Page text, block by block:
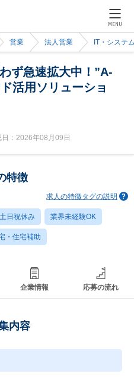
MENU
営業 法人営業 IT・システ
ず急速拡大中！”A-
活用ソリューショ
：2026年08月09日
特徴
求人の特徴タグの説明
土日祝休み 業界未経験OK
・住宅補助
企業情報 応募の流れ
内容